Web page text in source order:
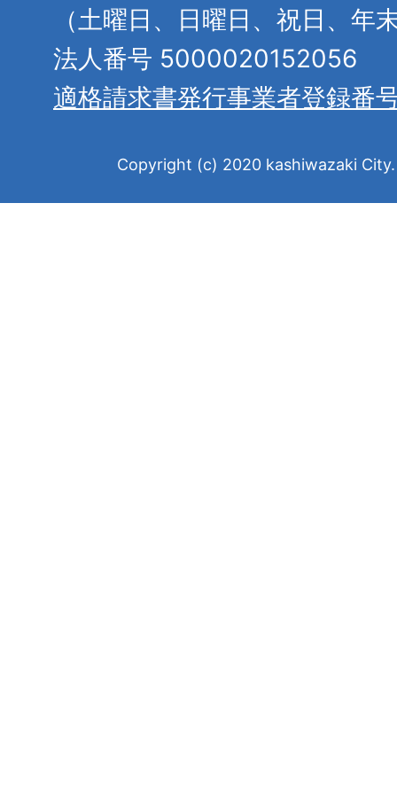
（土曜日、日曜日、祝日、年
法人番号 5000020152056
適格請求書発行事業者登録番
Copyright (c) 2020 kashiwazaki